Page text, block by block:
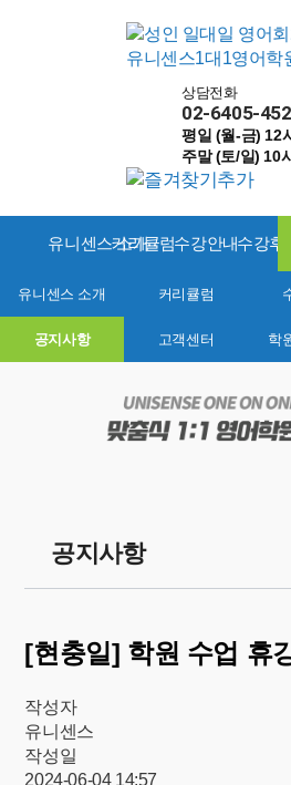
상담전화
02-6405-
평일 (월-금) 12
주말 (토/일) 10
유니센스 소개
커리큘럼수강안내수강후
유니센스 소개 커리큘럼
공지사항 고객센터 학
공지사항
[현충일] 학원 수업 휴
작성자
유니센스
작성일
2024-06-04 14:57